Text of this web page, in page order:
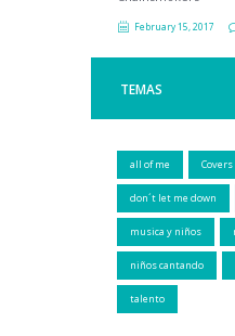
February 15, 2017
TEMAS
all of me Covers
don´t let me down
musica y niños
niños cantando
talento